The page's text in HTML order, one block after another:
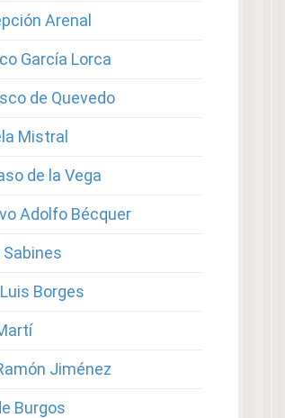
Arenal
García Lorca
de Quevedo
Mistral
de la Vega
Adolfo Bécquer
Borges
Jiménez
Burgos